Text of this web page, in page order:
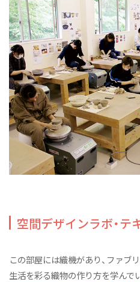
空間デザインラボ・テ
この部屋には織機があり、ファブ
生活を彩る織物の作り方を学んで